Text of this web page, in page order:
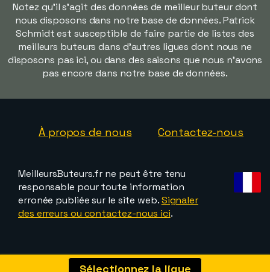
Notez qu'il s'agit des données de meilleur buteur dont
nous disposons dans notre base de données. Patrick
Schmidt est susceptible de faire partie de listes des
meilleurs buteurs dans d'autres ligues dont nous ne
disposons pas ici, ou dans des saisons que nous n'avons
pas encore dans notre base de données.
À propos de nous Contactez-nous
MeilleursButeurs.fr ne peut être tenu
responsable pour toute information
erronée publiée sur le site web.Signaler
des erreurs ou contactez-nous ici.
Sélectionnez la ligue